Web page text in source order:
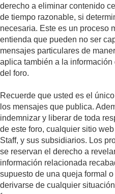
derecho a eliminar contenido
de tiempo razonable, si
necesaria. Este es un proceso
entienda que pueden no ser
mensajes particulares de
aplica también a la
del foro.
Recuerde que usted es el
los mensajes que publica.
indemnizar y liberar de toda
de este foro, cualquier sitio
Staff, y sus subsidiarios. Los
se reservan el derecho a
información relacionada
supuesto de una queja formal
derivarse de cualquier